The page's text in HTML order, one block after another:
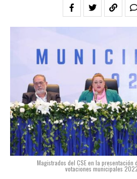
Magistrados del CSE en la presentación
votaciones municipales